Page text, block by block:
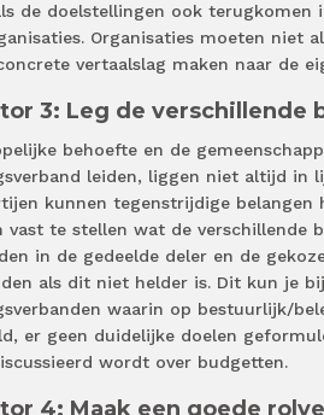
de doelstellingen ook terugkomen
Organisaties moeten niet
vertaalslag maken naar de
3: Leg de verschillende
behoefte en de
leiden, liggen niet altijd in
kunnen tegenstrijdige
vast te stellen wat de verschillende
in de gedeelde deler en de
als dit niet helder is. Dit kun je
waarin op bestuurlijk/
er geen duidelijke doelen
wordt over budgetten.
4: Maak een goede